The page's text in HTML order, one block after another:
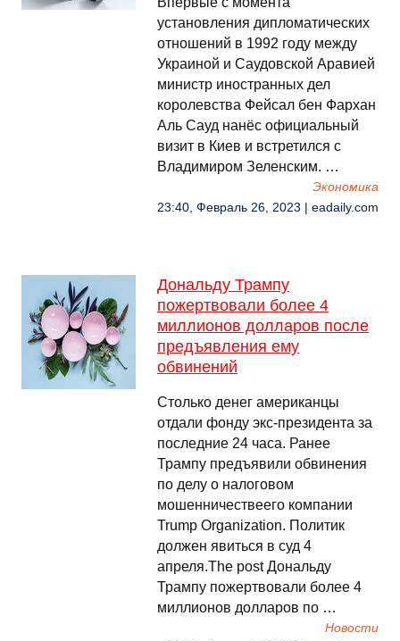
установления дипломатических
отношений в 1992 году между
Украиной и Саудовской Аравией
министр иностранных дел
королевства Фейсал бен Фархан
Аль Сауд нанёс официальный
визит в Киев и встретился с
Владимиром Зеленским. …
Экономика
23:40, Февраль 26, 2023 | eadaily.com
Дональду Трампу
пожертвовали более 4
миллионов долларов после
предъявления ему
обвинений
Столько денег американцы
отдали фонду экс-президента за
последние 24 часа. Ранее
Трампу предъявили обвинения
по делу о налоговом
мошенничествеего компании
Trump Organization. Политик
должен явиться в суд 4
апреля.The post Дональду
Трампу пожертвовали более 4
миллионов долларов по …
Новости